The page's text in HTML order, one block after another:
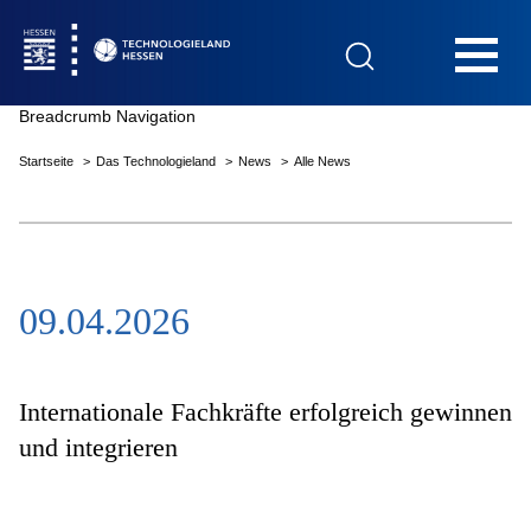
Das Technologieland
Innovationsfelder
Breadcrumb Navigation
Startseite Das Technologieland News Alle News
09.04.2026
Internationale Fachkräfte erfolgreich gewinnen
und integrieren